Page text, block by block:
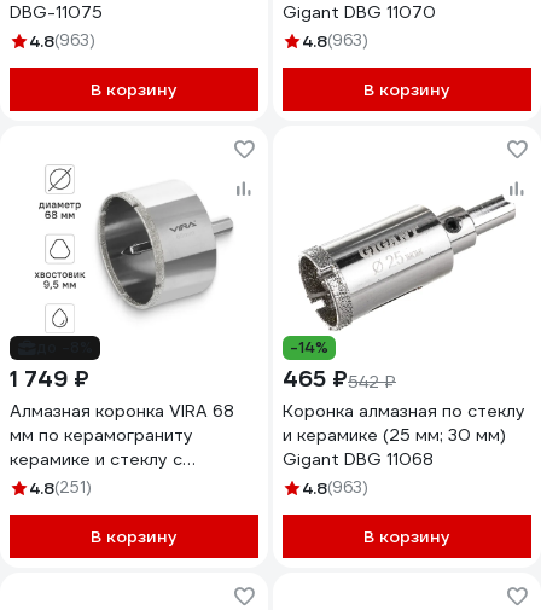
DBG-11075
4.8(963)
В корзину
Gigant DBG 11070
4.8(963)
В корзину
1 749 ₽
Алмазная коронка VIRA 68
мм по керамограниту
керамике и стеклу с
центровочным сверлом
4.8(251)
В корзину
-14%
465 ₽542 ₽
Коронка алмазная по стеклу
и керамике (25 мм; 30 мм)
Gigant DBG 11068
4.8(963)
В корзину